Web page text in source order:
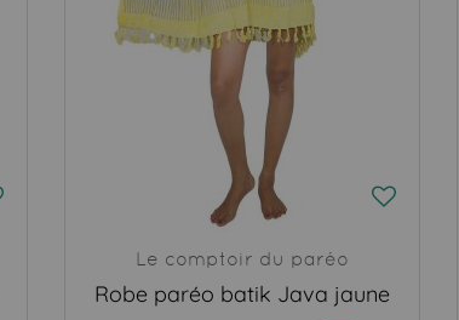
Le comptoir du paréo
Robe paréo batik Java jaune